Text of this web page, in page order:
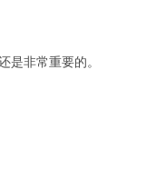
是非常重要的。